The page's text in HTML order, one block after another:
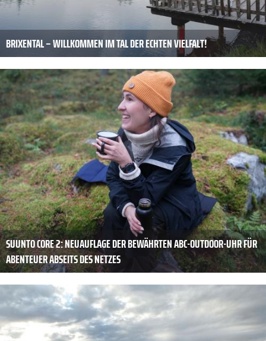
BRIXENTAL – WILLKOMMEN IM TAL DER ECHTEN VIELFALT!
SUUNTO CORE 2: NEUAUFLAGE DER BEWÄHRTEN ABC-OUTDOOR-UHR FÜR
ABENTEUER ABSEITS DES NETZES